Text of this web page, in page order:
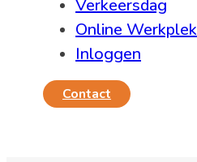
Verkeersdag
Online Werkplek
Inloggen
Contact